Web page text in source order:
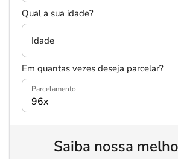
Qual a sua idade?
Idade
Em quantas vezes deseja parcelar?
Parcelamento
Saiba nossa